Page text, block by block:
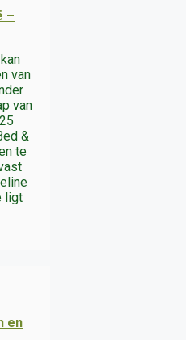
–
van
van
&
te
ligt
en